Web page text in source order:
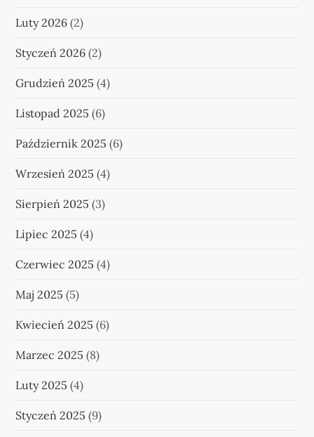
Luty 2026 (2)
Styczeń 2026 (2)
Grudzień 2025 (4)
Listopad 2025 (6)
Październik 2025 (6)
Wrzesień 2025 (4)
Sierpień 2025 (3)
Lipiec 2025 (4)
Czerwiec 2025 (4)
Maj 2025 (5)
Kwiecień 2025 (6)
Marzec 2025 (8)
Luty 2025 (4)
Styczeń 2025 (9)